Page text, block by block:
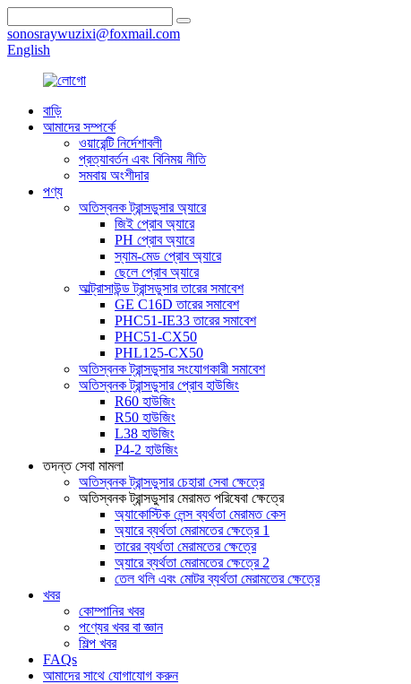
sonosraywuzixi@foxmail.com
English
বাড়ি
আমাদের সম্পর্কে
ওয়ারেন্টি নির্দেশাবলী
প্রত্যাবর্তন এবং বিনিময় নীতি
সমবায় অংশীদার
পণ্য
অতিস্বনক ট্রান্সডুসার অ্যারে
জিই প্রোব অ্যারে
PH প্রোব অ্যারে
স্যাম-মেড প্রোব অ্যারে
ছেলে প্রোব অ্যারে
আল্ট্রাসাউন্ড ট্রান্সডুসার তারের সমাবেশ
GE C16D তারের সমাবেশ
PHC51-IE33 তারের সমাবেশ
PHC51-CX50
PHL125-CX50
অতিস্বনক ট্রান্সডুসার সংযোগকারী সমাবেশ
অতিস্বনক ট্রান্সডুসার প্রোব হাউজিং
R60 হাউজিং
R50 হাউজিং
L38 হাউজিং
P4-2 হাউজিং
তদন্ত সেবা মামলা
অতিস্বনক ট্রান্সডুসার চেহারা সেবা ক্ষেত্রে
অতিস্বনক ট্রান্সডুসার মেরামত পরিষেবা ক্ষেত্রে
অ্যাকোস্টিক লেন্স ব্যর্থতা মেরামত কেস
অ্যারে ব্যর্থতা মেরামতের ক্ষেত্রে 1
তারের ব্যর্থতা মেরামতের ক্ষেত্রে
অ্যারে ব্যর্থতা মেরামতের ক্ষেত্রে 2
তেল থলি এবং মোটর ব্যর্থতা মেরামতের ক্ষেত্রে
খবর
কোম্পানির খবর
পণ্যের খবর বা জ্ঞান
শিল্প খবর
FAQs
আমাদের সাথে যোগাযোগ করুন